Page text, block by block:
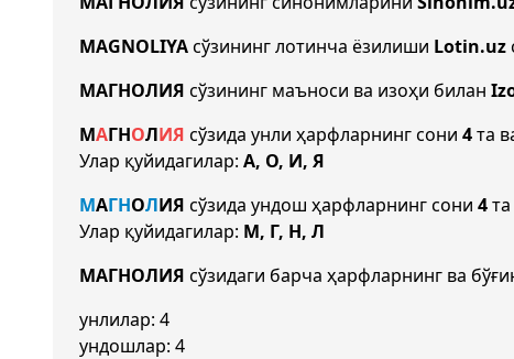
MAGNOLIYAсўзининг лотинча ёзилиши Lotin.uz
МАГНОЛИЯ сўзининг маъноси ва изоҳи билан
МАГНОЛИЯ сўзида унли ҳарфларнинг сони 4та
Улар қуйидагилар: А, О, И, Я
МАГНОЛИЯ сўзида ундош ҳарфларнинг сони 4
Улар қуйидагилар: М, Г, Н, Л
МАГНОЛИЯ сўзидаги барча ҳарфларнинг ва
унлилар: 4
ундошлар: 4